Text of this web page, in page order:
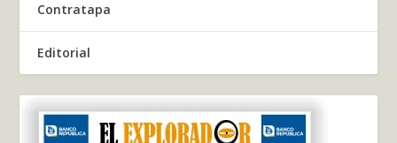
Contratapa
Editorial